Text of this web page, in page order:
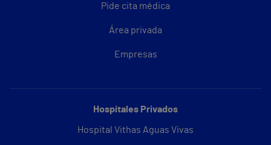
Pide cita médica
Área privada
Empresas
Hospitales Privados
Hospital Vithas Aguas Vivas